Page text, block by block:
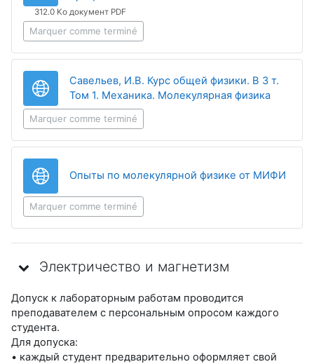
312.0 Ko документ PDF
Marquer comme terminé
Савельев, И.В. Курс общей физики. В 3 т.
Том 1. Механика. Молекулярная физикаURL
Marquer comme terminé
Опыты по молекулярной физике от МИФИ
Marquer comme terminé
Электричество и магнетизм
Допуск к лабораторным работам проводится
преподавателем с персональным опросом каждого
студента.
Для допуска:
• каждый студент предварительно оформляет свой